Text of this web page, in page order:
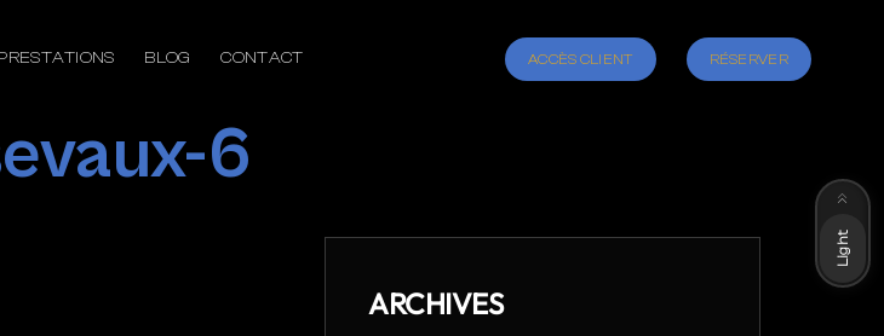
BLOG CONTACT ACCÈS CLIENT RÉSERVER
6
ARCHIVES
Light
Dark